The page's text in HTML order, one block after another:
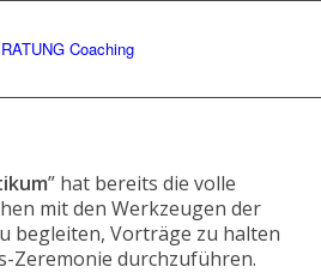
” hat bereits die volle
mit den Werkzeugen der
begleiten, Vorträge zu halten
Zeremonie durchzuführen.